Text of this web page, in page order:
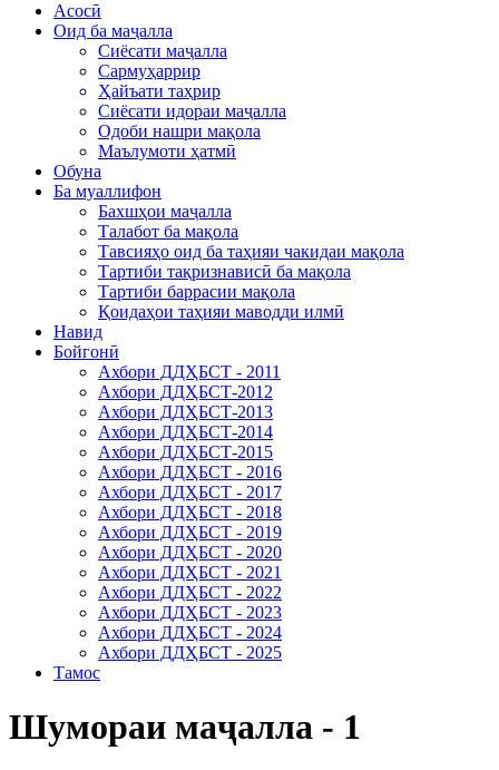
Асосӣ
Оид ба маҷалла
Сиёсати маҷалла
Сармуҳаррир
Ҳайъати таҳрир
Сиёсати идораи маҷалла
Одоби нашри мақола
Маълумоти ҳатмӣ
Обуна
Ба муаллифон
Бахшҳои маҷалла
Талабот ба мақола
Тавсияҳо оид ба таҳияи чакидаи мақола
Тартиби тақризнависӣ ба мақола
Тартиби баррасии мақола
Қоидаҳои таҳияи маводди илмӣ
Навид
Бойгонӣ
Ахбори ДДҲБСТ - 2011
Ахбори ДДҲБСТ-2012
Ахбори ДДҲБСТ-2013
Ахбори ДДҲБСТ-2014
Ахбори ДДҲБСТ-2015
Ахбори ДДҲБСТ - 2016
Ахбори ДДҲБСТ - 2017
Ахбори ДДҲБСТ - 2018
Ахбори ДДҲБСТ - 2019
Ахбори ДДҲБСТ - 2020
Ахбори ДДҲБСТ - 2021
Ахбори ДДҲБСТ - 2022
Ахбори ДДҲБСТ - 2023
Ахбори ДДҲБСТ - 2024
Ахбори ДДҲБСТ - 2025
Тамос
Шумораи маҷалла - 1